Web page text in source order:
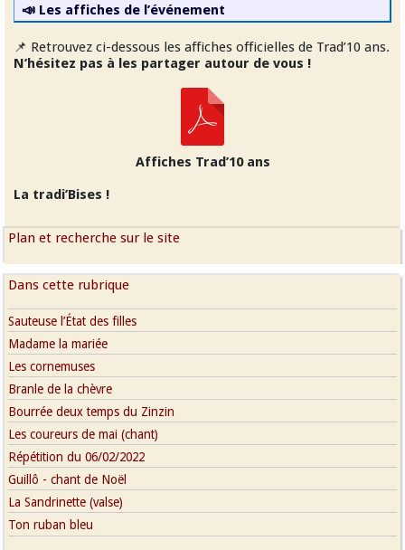
📣 Les affiches de l’événement
📌 Retrouvez ci-dessous les affiches officielles de Trad’10 ans.
N’hésitez pas à les partager autour de vous !
Affiches Trad’10 ans
La tradi’Bises !
Plan et recherche sur le site
Dans cette rubrique
Sauteuse l’État des filles
Madame la mariée
Les cornemuses
Branle de la chèvre
Bourrée deux temps du Zinzin
Les coureurs de mai (chant)
Répétition du 06/02/2022
Guillô - chant de Noël
La Sandrinette (valse)
Ton ruban bleu